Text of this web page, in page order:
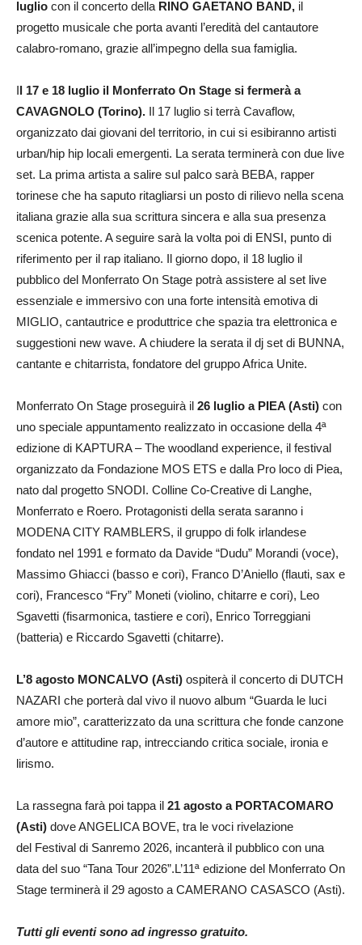
luglio con il concerto della RINO GAETANO BAND, il
progetto musicale che porta avanti l’eredità del cantautore
calabro-romano, grazie all’impegno della sua famiglia.
Il 17 e 18 luglio il Monferrato On Stage si fermerà a
CAVAGNOLO (Torino). Il 17 luglio si terrà Cavaflow,
organizzato dai giovani del territorio, in cui si esibiranno artisti
urban/hip hip locali emergenti. La serata terminerà con due live
set. La prima artista a salire sul palco sarà BEBA, rapper
torinese che ha saputo ritagliarsi un posto di rilievo nella scena
italiana grazie alla sua scrittura sincera e alla sua presenza
scenica potente. A seguire sarà la volta poi di ENSI, punto di
riferimento per il rap italiano. Il giorno dopo, il 18 luglio il
pubblico del Monferrato On Stage potrà assistere al set live
essenziale e immersivo con una forte intensità emotiva di
MIGLIO, cantautrice e produttrice che spazia tra elettronica e
suggestioni new wave. A chiudere la serata il dj set di BUNNA,
cantante e chitarrista, fondatore del gruppo Africa Unite.
Monferrato On Stage proseguirà il 26 luglio a PIEA (Asti) con
uno speciale appuntamento realizzato in occasione della 4ª
edizione di KAPTURA – The woodland experience, il festival
organizzato da Fondazione MOS ETS e dalla Pro loco di Piea,
nato dal progetto SNODI. Colline Co-Creative di Langhe,
Monferrato e Roero. Protagonisti della serata saranno i
MODENA CITY RAMBLERS, il gruppo di folk irlandese
fondato nel 1991 e formato da Davide “Dudu” Morandi (voce),
Massimo Ghiacci (basso e cori), Franco D’Aniello (flauti, sax e
cori), Francesco “Fry” Moneti (violino, chitarre e cori), Leo
Sgavetti (fisarmonica, tastiere e cori), Enrico Torreggiani
(batteria) e Riccardo Sgavetti (chitarre).
L’8 agosto MONCALVO (Asti) ospiterà il concerto di DUTCH
NAZARI che porterà dal vivo il nuovo album “Guarda le luci
amore mio”, caratterizzato da una scrittura che fonde canzone
d’autore e attitudine rap, intrecciando critica sociale, ironia e
lirismo.
La rassegna farà poi tappa il 21 agosto a PORTACOMARO
(Asti) dove ANGELICA BOVE, tra le voci rivelazione
del Festival di Sanremo 2026, incanterà il pubblico con una
data del suo “Tana Tour 2026”.L’11ª edizione del Monferrato On
Stage terminerà il 29 agosto a CAMERANO CASASCO (Asti).
Tutti gli eventi sono ad ingresso gratuito.